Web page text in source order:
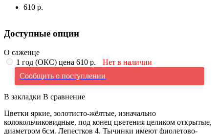
610 р.
Доступные опции
О саженце
1 год (ОКС) цена 610 р.
Нет в наличии
Сообщить о поступлении
В закладки В сравнение
Цветки яркие, золотисто-жёлтые, изначально
колокольчиковидные, под конец цветения целиком открытые,
диаметром 6см. Лепестков 4. Тычинки имеют фиолетово-